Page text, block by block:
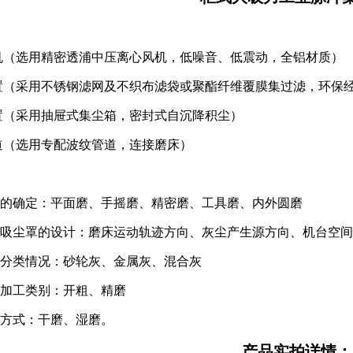
选用精密透浦中压离心风机，低噪音、低震动，全铝材质）
采用不锈钢滤网及不织布滤袋或聚酯纤维覆膜集过滤，环保经
采用抽屉式集尘箱，密封式自沉降积尘）
选用专配波纹管道，连接磨床）
确定：平面磨、手摇磨、精密磨、工具磨、内外圆磨
尘罩的设计：磨床运动轨迹方向、灰尘产生源方向、机台空
类情况：砂轮灰、金属灰、混合灰
工类别：开粗、精磨
式：干磨、湿磨。